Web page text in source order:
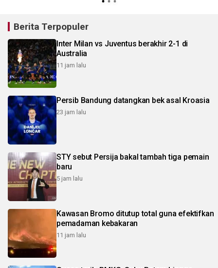
Berita Terpopuler
Inter Milan vs Juventus berakhir 2-1 di
Australia
11 jam lalu
Persib Bandung datangkan bek asal Kroasia
23 jam lalu
STY sebut Persija bakal tambah tiga pemain
baru
5 jam lalu
Kawasan Bromo ditutup total guna efektifkan
pemadaman kebakaran
11 jam lalu